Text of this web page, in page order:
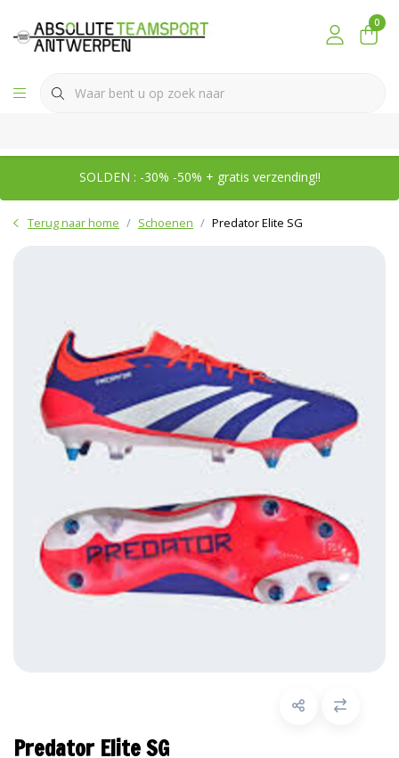
0
SOLDEN : -30% -50% + gratis verzending!!
Terug naar home Schoenen Predator Elite SG
Predator Elite SG